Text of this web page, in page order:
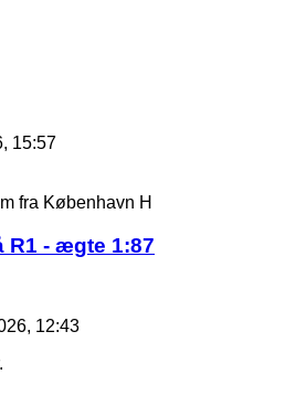
15:57
fra København H
R1 - ægte 1:87
12:43